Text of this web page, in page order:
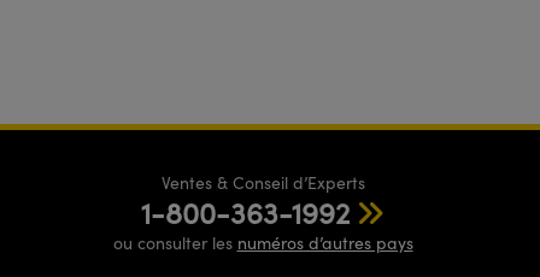
Ventes & Conseil d’Experts
1-800-363-1992
ou consulter les numéros d’autres pays